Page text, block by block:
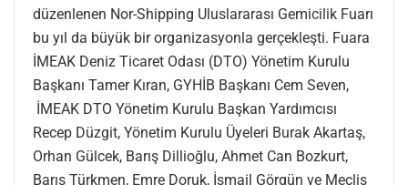
düzenlenen Nor-Shipping Uluslararası Gemicilik Fuarı
bu yıl da büyük bir organizasyonla gerçekleşti. Fuara
İMEAK Deniz Ticaret Odası (DTO) Yönetim Kurulu
Başkanı Tamer Kıran, GYHİB Başkanı Cem Seven,
İMEAK DTO Yönetim Kurulu Başkan Yardımcısı
Recep Düzgit, Yönetim Kurulu Üyeleri Burak Akartaş,
Orhan Gülcek, Barış Dillioğlu, Ahmet Can Bozkurt,
Barış Türkmen, Emre Doruk, İsmail Görgün ve Meclis